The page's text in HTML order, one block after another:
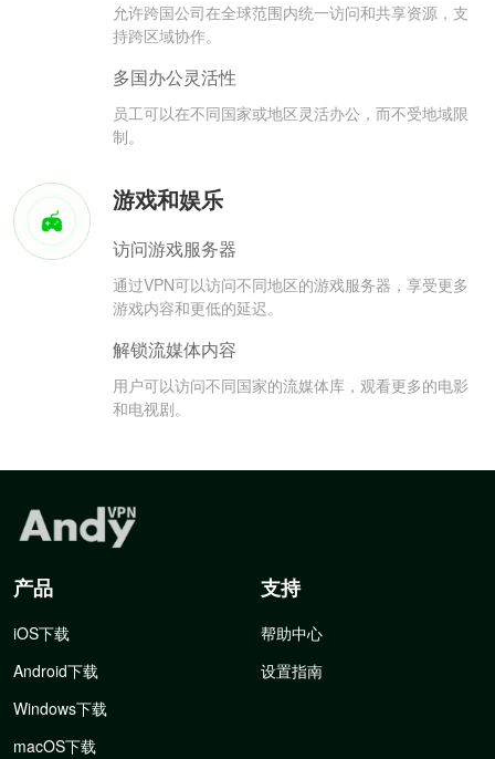
允许跨国公司在全球范围内统一访问和共享资源，支
持跨区域协作。
多国办公灵活性
员工可以在不同国家或地区灵活办公，而不受地域限
制。
游戏和娱乐
访问游戏服务器
通过VPN可以访问不同地区的游戏服务器，享受更多
游戏内容和更低的延迟。
解锁流媒体内容
用户可以访问不同国家的流媒体库，观看更多的电影
和电视剧。
产品
iOS下载
Android下载
Windows下载
macOS下载
支持
帮助中心
设置指南